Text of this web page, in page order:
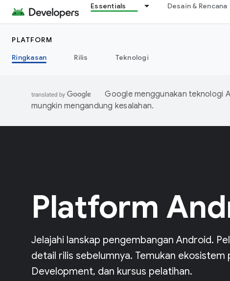
Essentials Desain & Rencana
PLATFORM
Ringkasan
Rilis Teknologi
Google menggunakan teknologi
mungkin mengandung kesalahan.
Platform
Jelajahi lanskap pengembangan Android.
detail rilis sebelumnya. Temukan
Development, dan kursus pelatihan.